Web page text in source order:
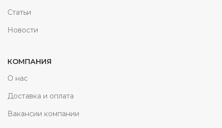
Статьи
Новости
КОМПАНИЯ
О нас
Доставка и оплата
Вакансии компании